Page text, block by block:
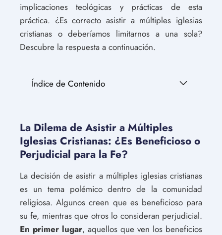
implicaciones teológicas y prácticas de esta
práctica. ¿Es correcto asistir a múltiples iglesias
cristianas o deberíamos limitarnos a una sola?
Descubre la respuesta a continuación.
Índice de Contenido
La Dilema de Asistir a Múltiples
Iglesias Cristianas: ¿Es Beneficioso o
Perjudicial para la Fe?
La decisión de asistir a múltiples iglesias cristianas
es un tema polémico dentro de la comunidad
religiosa. Algunos creen que es beneficioso para
su fe, mientras que otros lo consideran perjudicial.
En primer lugar, aquellos que ven los beneficios